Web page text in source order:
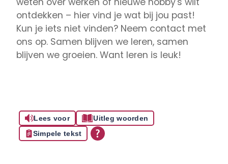
ontdekken – hier vind je wat bij jou past!
Kun je iets niet vinden? Neem contact met
ons op. Samen blijven we leren, samen
blijven we groeien. Want leren is leuk!
Lees voor
Uitleg woorden
Simpele tekst